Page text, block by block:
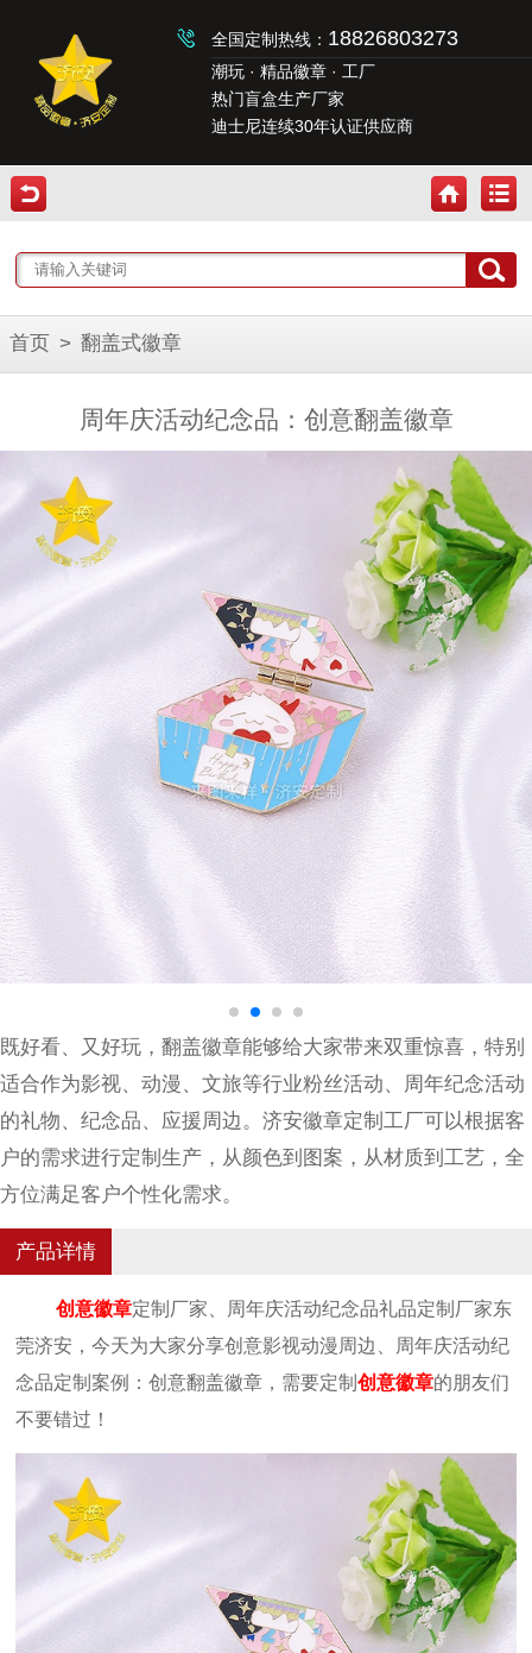
全国定制热线： 18826803273
潮玩 · 精品徽章 · 工厂
热门盲盒生产厂家
迪士尼连续30年认证供应商
首页 > 翻盖式徽章
周年庆活动纪念品：创意翻盖徽章
既好看、又好玩，翻盖徽章能够给大家带来双重惊喜，特别
适合作为影视、动漫、文旅等行业粉丝活动、周年纪念活动
的礼物、纪念品、应援周边。济安徽章定制工厂可以根据客
户的需求进行定制生产，从颜色到图案，从材质到工艺，全
方位满足客户个性化需求。
产品详情
创意徽章定制厂家、周年庆活动纪念品礼品定制厂家东
莞济安，今天为大家分享创意影视动漫周边、周年庆活动纪
念品定制案例：创意翻盖徽章，需要定制 创意徽章的朋友们
不要错过！